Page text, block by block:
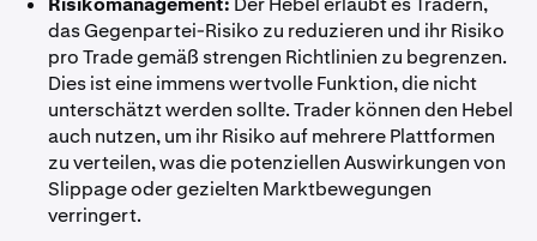
das Gegenpartei-Risiko zu reduzieren und ihr Risiko
pro Trade gemäß strengen Richtlinien zu begrenzen.
Dies ist eine immens wertvolle Funktion, die nicht
unterschätzt werden sollte. Trader können den Hebel
auch nutzen, um ihr Risiko auf mehrere Plattformen
zu verteilen, was die potenziellen Auswirkungen von
Slippage oder gezielten Marktbewegungen
verringert.